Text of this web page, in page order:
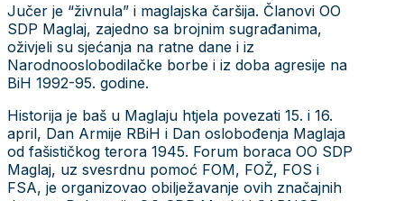
Jučer je “živnula” i maglajska čaršija. Članovi OO
SDP Maglaj, zajedno sa brojnim sugrađanima,
oživjeli su sjećanja na ratne dane i iz
Narodnooslobodilačke borbe i iz doba agresije na
BiH 1992-95. godine.
Historija je baš u Maglaju htjela povezati 15. i 16.
april, Dan Armije RBiH i Dan oslobođenja Maglaja
od fašističkog terora 1945. Forum boraca OO SDP
Maglaj, uz svesrdnu pomoć FOM, FOŽ, FOS i
FSA, je organizovao obilježavanje ovih značajnih